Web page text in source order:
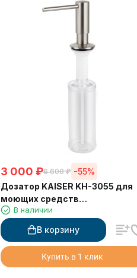
3 000 ₽6 600 ₽ -55%
Дозатор KAISER KH-3055 для
моющих средств
встраиваемый в мойку
серебристый матовый 330 мл
В наличии
В корзину
Купить в 1 клик